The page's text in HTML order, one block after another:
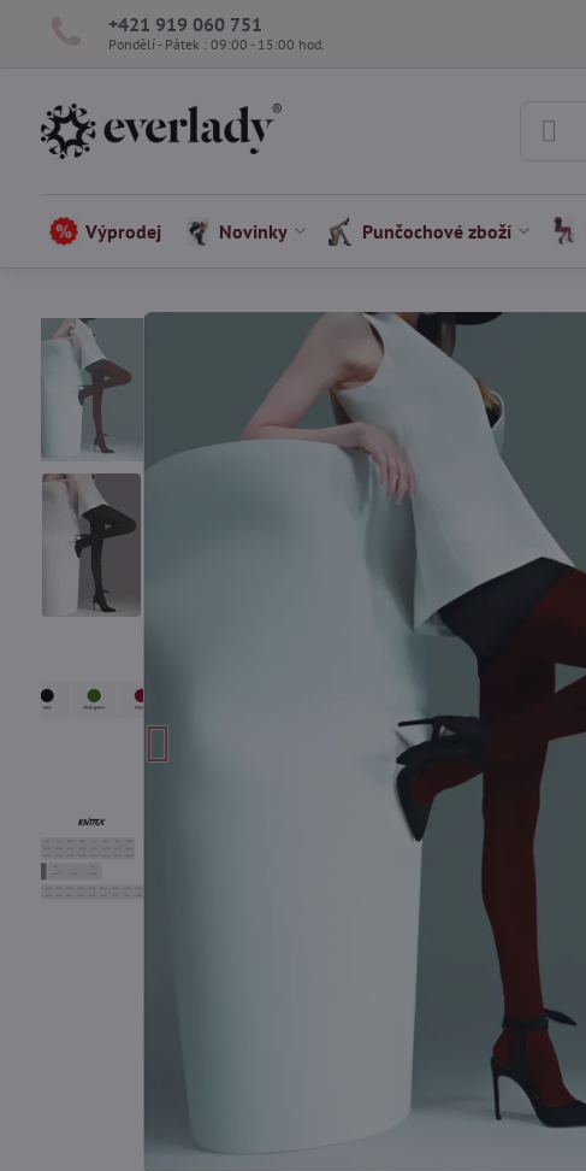
+421 919 060 751
Pondělí - Pátek : 09:00 - 15:00 hod.
Výprodej Novinky Punčochové zboží